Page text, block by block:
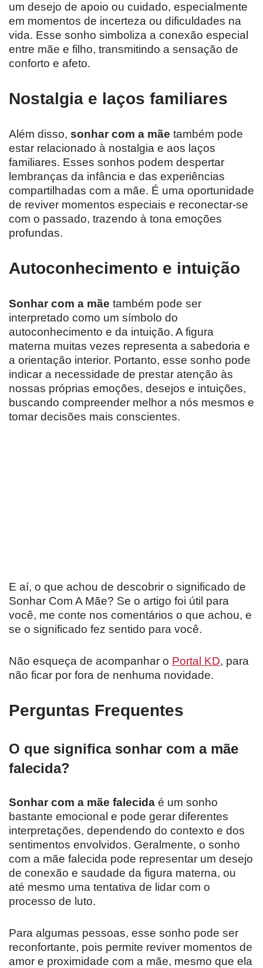
um desejo de apoio ou cuidado, especialmente
em momentos de incerteza ou dificuldades na
vida. Esse sonho simboliza a conexão especial
entre mãe e filho, transmitindo a sensação de
conforto e afeto.
Nostalgia e laços familiares
Além disso, sonhar com a mãe também pode
estar relacionado à nostalgia e aos laços
familiares. Esses sonhos podem despertar
lembranças da infância e das experiências
compartilhadas com a mãe. É uma oportunidade
de reviver momentos especiais e reconectar-se
com o passado, trazendo à tona emoções
profundas.
Autoconhecimento e intuição
Sonhar com a mãe também pode ser
interpretado como um símbolo do
autoconhecimento e da intuição. A figura
materna muitas vezes representa a sabedoria e
a orientação interior. Portanto, esse sonho pode
indicar a necessidade de prestar atenção às
nossas próprias emoções, desejos e intuições,
buscando compreender melhor a nós mesmos e
tomar decisões mais conscientes.
E aí, o que achou de descobrir o significado de
Sonhar Com A Mãe? Se o artigo foi útil para
você, me conte nos comentários o que achou, e
se o significado fez sentido para você.
Não esqueça de acompanhar o Portal KD, para
não ficar por fora de nenhuma novidade.
Perguntas Frequentes
O que significa sonhar com a mãe
falecida?
Sonhar com a mãe falecida é um sonho
bastante emocional e pode gerar diferentes
interpretações, dependendo do contexto e dos
sentimentos envolvidos. Geralmente, o sonho
com a mãe falecida pode representar um desejo
de conexão e saudade da figura materna, ou
até mesmo uma tentativa de lidar com o
processo de luto.
Para algumas pessoas, esse sonho pode ser
reconfortante, pois permite reviver momentos de
amor e proximidade com a mãe, mesmo que ela